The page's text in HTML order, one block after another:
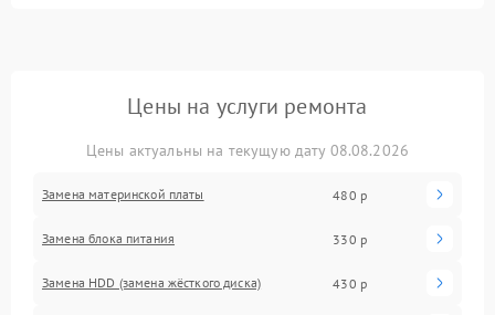
Цены на услуги ремонта
Цены актуальны на текущую дату 08.08.2026
Замена материнской платы 480 р
Замена блока питания 330 р
Замена HDD (замена жёсткого диска) 430 р